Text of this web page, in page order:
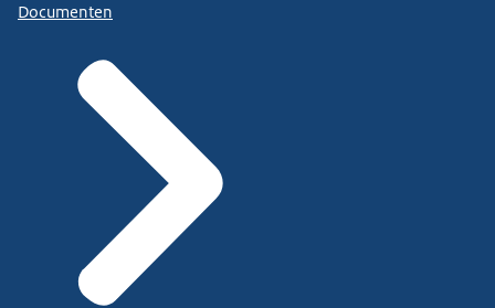
Documenten